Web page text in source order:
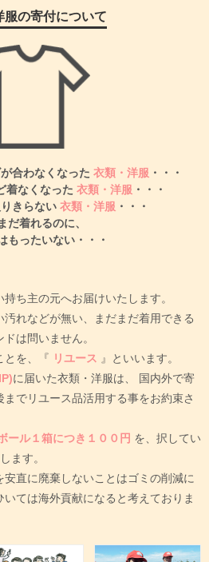
服の寄付について
合わなくなった 衣類・洋服 ・・・
着なくなった 衣類・洋服 ・・・
きらない 衣類・洋服 ・・・
だ着れるのに、
もったいない・・・
ち主の元へお届けいたします。
れなどが無い、まだまだ着用できる
は問いません。
とを、『 リユース 』といいます。
に届いた衣類・洋服は、
国内外で寄
でリユース品活用する事をお約束さ
ール１箱につき１００円 を、択してい
ます。
直に廃棄しないことはゴミの削減に
ては海外貢献になると考えておりま